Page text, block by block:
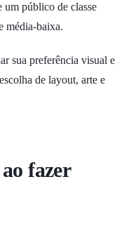
um público de classe
média-baixa.
sua preferência visual e
de layout, arte e
fazer